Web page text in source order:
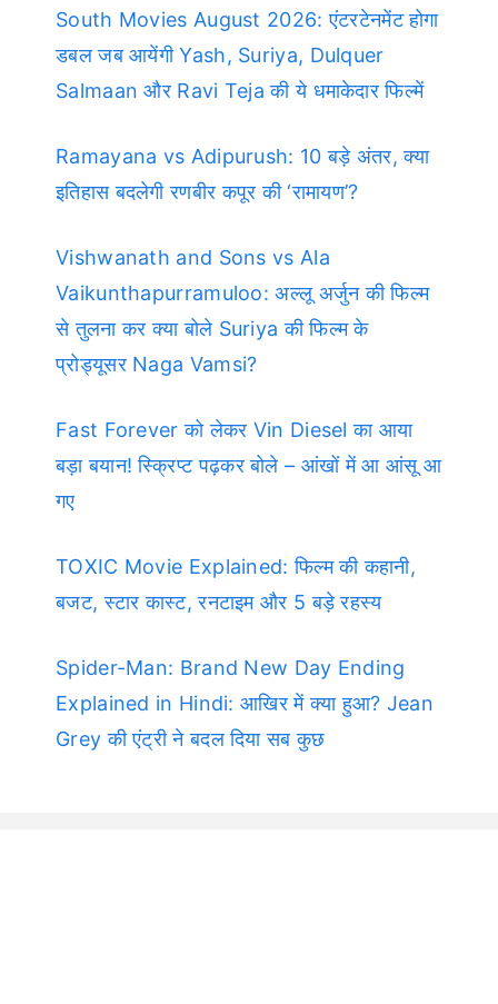
South Movies August 2026: एंटरटेनमेंट होगा
डबल जब आयेंगी Yash, Suriya, Dulquer
Salmaan और Ravi Teja की ये धमाकेदार फिल्में
Ramayana vs Adipurush: 10 बड़े अंतर, क्या
इतिहास बदलेगी रणबीर कपूर की ‘रामायण’?
Vishwanath and Sons vs Ala
Vaikunthapurramuloo: अल्लू अर्जुन की फिल्म
से तुलना कर क्या बोले Suriya की फिल्म के
प्रोड्यूसर Naga Vamsi?
Fast Forever को लेकर Vin Diesel का आया
बड़ा बयान! स्क्रिप्ट पढ़कर बोले – आंखों में आ आंसू आ
गए
TOXIC Movie Explained: फिल्म की कहानी,
बजट, स्टार कास्ट, रनटाइम और 5 बड़े रहस्य
Spider-Man: Brand New Day Ending
Explained in Hindi: आखिर में क्या हुआ? Jean
Grey की एंट्री ने बदल दिया सब कुछ